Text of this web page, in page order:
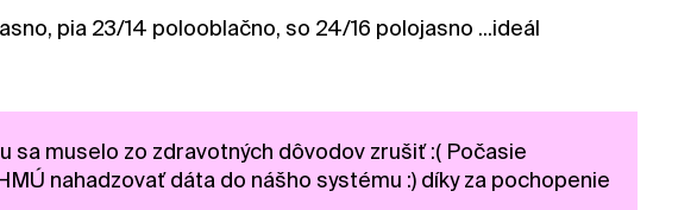
pia 23/14 polooblačno, so 24/16 polojasno ...ideál
sa muselo zo zdravotných dôvodov zrušiť :( Počasie
nahadzovať dáta do nášho systému :) díky za pochopenie